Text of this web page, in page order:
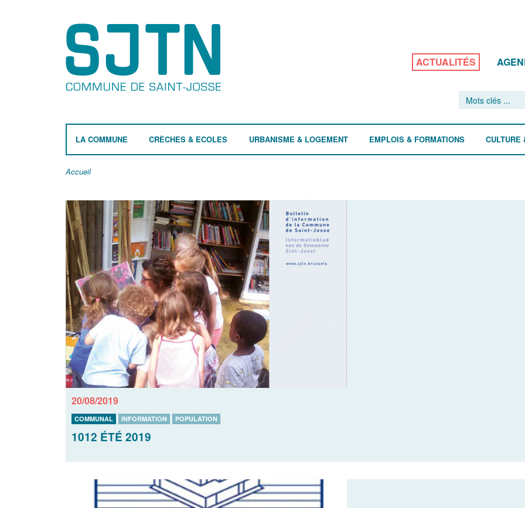
ACTUALITÉS
LA COMMUNE CRÈCHES & ECOLES URBANISME & LOGEMENT EMPLOIS & FORMATIONS CULTURE
Accueil
20/08/2019
COMMUNAL INFORMATION POPULATION
1012 ÉTÉ 2019